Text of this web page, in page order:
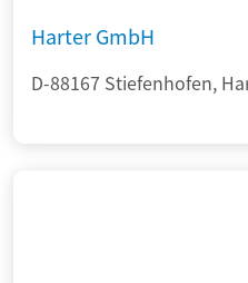
Harter GmbH
D-88167 Stiefenhofen,